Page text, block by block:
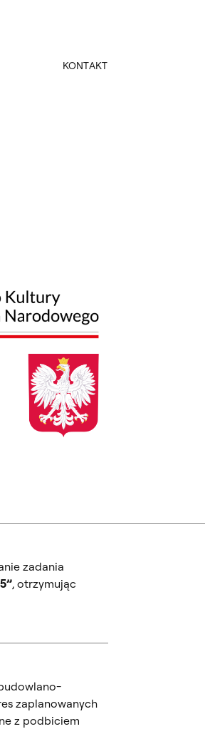
KONTAKT
zadania
, otrzymując
zaplanowanych
z podbiciem